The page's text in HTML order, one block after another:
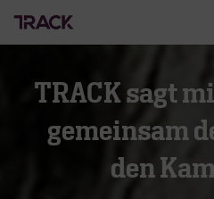
TRACK sagt
gemeinsam
den